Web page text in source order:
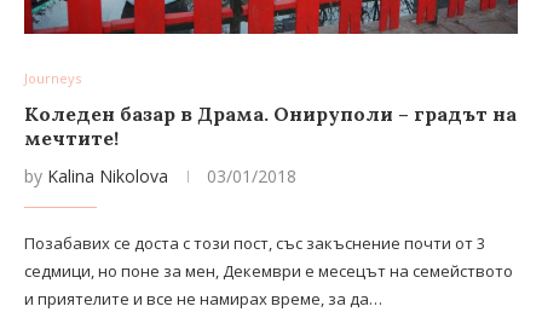
Journeys
Коледен базар в Драма. Онируполи – градът на
мечтите!
by Kalina Nikolova 03/01/2018
Позабавих се доста с този пост, със закъснение почти от 3
седмици, но поне за мен, Декември е месецът на семейството
и приятелите и все не намирах време, за да…